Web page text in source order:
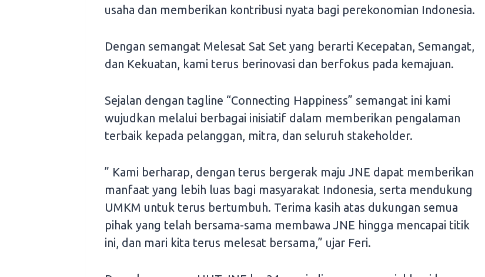
usaha dan memberikan kontribusi nyata bagi perekonomian Indonesia.
Dengan semangat Melesat Sat Set yang berarti Kecepatan, Semangat,
dan Kekuatan, kami terus berinovasi dan berfokus pada kemajuan.
Sejalan dengan tagline “Connecting Happiness” semangat ini kami
wujudkan melalui berbagai inisiatif dalam memberikan pengalaman
terbaik kepada pelanggan, mitra, dan seluruh stakeholder.
” Kami berharap, dengan terus bergerak maju JNE dapat memberikan
manfaat yang lebih luas bagi masyarakat Indonesia, serta mendukung
UMKM untuk terus bertumbuh. Terima kasih atas dukungan semua
pihak yang telah bersama-sama membawa JNE hingga mencapai titik
ini, dan mari kita terus melesat bersama,” ujar Feri.